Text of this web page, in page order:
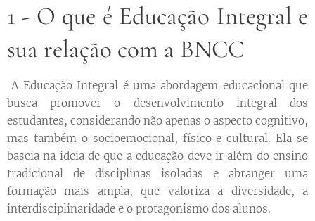
1 - O que é Educação Integral e
sua relação com a BNCC
A Educação Integral é uma abordagem educacional que
busca promover o desenvolvimento integral dos
estudantes, considerando não apenas o aspecto cognitivo,
mas também o socioemocional, físico e cultural. Ela se
baseia na ideia de que a educação deve ir além do ensino
tradicional de disciplinas isoladas e abranger uma
formação mais ampla, que valoriza a diversidade, a
interdisciplinaridade e o protagonismo dos alunos.